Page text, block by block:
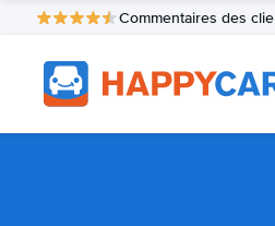
Commentaires des